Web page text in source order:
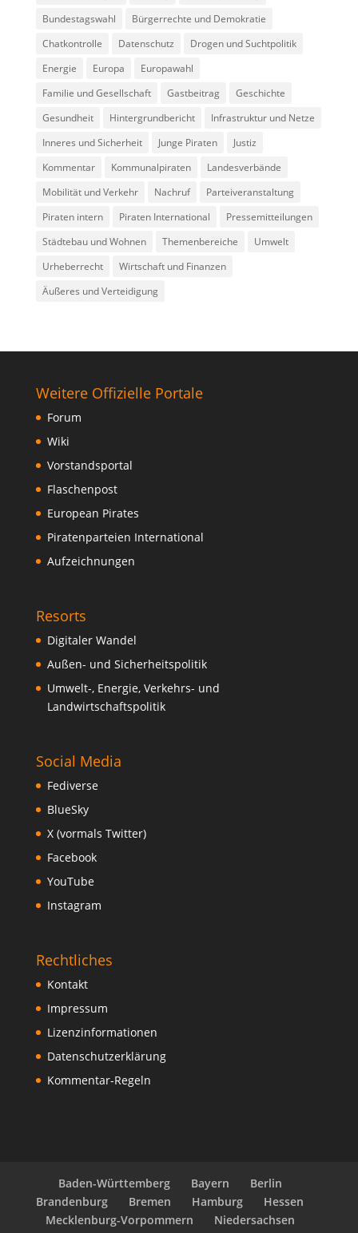
Bundestagswahl
Bürgerrechte und Demokratie
Chatkontrolle
Datenschutz
Drogen und Suchtpolitik
Energie
Europa
Europawahl
Familie und Gesellschaft
Gastbeitrag
Geschichte
Gesundheit
Hintergrundbericht
Infrastruktur und Netze
Inneres und Sicherheit
Junge Piraten
Justiz
Kommentar
Kommunalpiraten
Landesverbände
Mobilität und Verkehr
Nachruf
Parteiveranstaltung
Piraten intern
Piraten International
Pressemitteilungen
Städtebau und Wohnen
Themenbereiche
Umwelt
Urheberrecht
Wirtschaft und Finanzen
Äußeres und Verteidigung
Weitere Offizielle Portale
Forum
Wiki
Vorstandsportal
Flaschenpost
European Pirates
Piratenparteien International
Aufzeichnungen
Resorts
Digitaler Wandel
Außen- und Sicherheitspolitik
Umwelt-, Energie, Verkehrs- und
Landwirtschaftspolitik
Social Media
Fediverse
BlueSky
X (vormals Twitter)
Facebook
YouTube
Instagram
Rechtliches
Kontakt
Impressum
Lizenzinformationen
Datenschutzerklärung
Kommentar-Regeln
Baden-Württemberg Bayern
Berlin
Brandenburg
Bremen Hamburg
Hessen
Mecklenburg-Vorpommern
Niedersachsen